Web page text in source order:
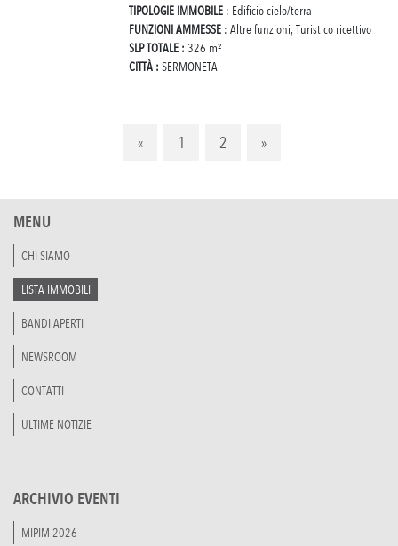
TIPOLOGIE IMMOBILE : Edificio cielo/terra
FUNZIONI AMMESSE : Altre funzioni, Turistico ricettivo
SLP TOTALE : 326 m²
CITTÀ : SERMONETA
« 1 2 »
MENU
CHI SIAMO
LISTA IMMOBILI
BANDI APERTI
NEWSROOM
CONTATTI
ULTIME NOTIZIE
ARCHIVIO EVENTI
MIPIM 2026